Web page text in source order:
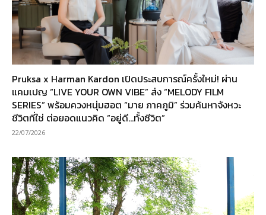
Pruksa x Harman Kardon เปิดประสบการณ์ครั้งใหม่! ผ่าน
แคมเปญ “LIVE YOUR OWN VIBE” ส่ง “MELODY FILM
SERIES” พร้อมควงหนุ่มฮอต “มาย ภาคภูมิ” ร่วมค้นหาจังหวะ
ชีวิตที่ใช่ ต่อยอดแนวคิด “อยู่ดี…ทั้งชีวิต”
22/07/2026